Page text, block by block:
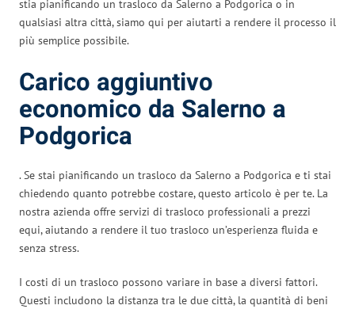
stia pianificando un trasloco da Salerno a Podgorica o in
qualsiasi altra città, siamo qui per aiutarti a rendere il processo il
più semplice possibile.
Carico aggiuntivo
economico da Salerno a
Podgorica
. Se stai pianificando un trasloco da Salerno a Podgorica e ti stai
chiedendo quanto potrebbe costare, questo articolo è per te. La
nostra azienda offre servizi di trasloco professionali a prezzi
equi, aiutando a rendere il tuo trasloco un’esperienza fluida e
senza stress.
I costi di un trasloco possono variare in base a diversi fattori.
Questi includono la distanza tra le due città, la quantità di beni